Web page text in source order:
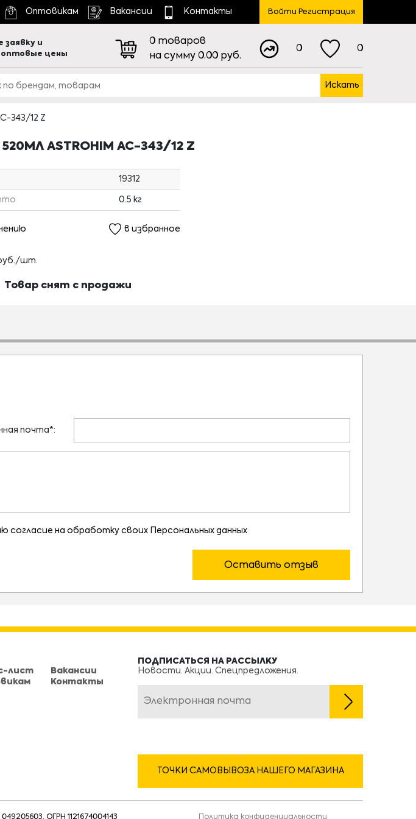
Оптовикам Вакансии Контакты Войти Регистрация
и
оптовые цены
0 товаров
на сумму 0.00 руб.
0 0
Искать
343/12 Z
ASTROHIM АС-343/12 Z
19312
0.5 кг
в избранное
шт.
Товар снят с продажи
почта*:
согласие на обработку своих Персональных данных
Оставить отзыв
лист
Вакансии
Контакты
ПОДПИСАТЬСЯ НА РАССЫЛКУ
Новости. Акции. Спецпредложения.
ТОЧКИ САМОВЫВОЗА НАШЕГО МАГАЗИНА
ОГРН 1121674004143 Политика конфиденциальности